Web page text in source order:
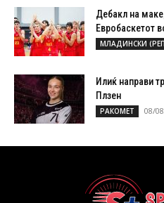
Дебакл на
Евробаскетот
МЛАДИНСКИ
Илиќ направи
Плзен
РАКОМЕТ 08/